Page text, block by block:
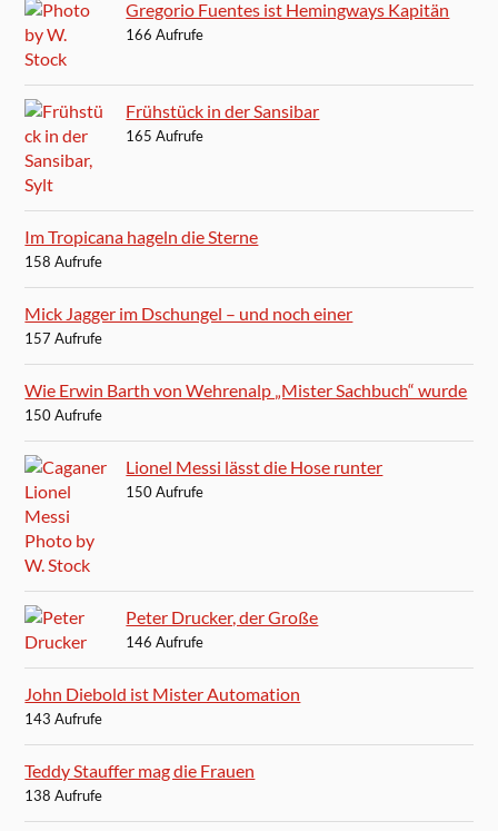
Gregorio Fuentes ist Hemingways Kapitän
166 Aufrufe
Frühstück in der Sansibar
165 Aufrufe
Im Tropicana hageln die Sterne
158 Aufrufe
Mick Jagger im Dschungel – und noch einer
157 Aufrufe
Wie Erwin Barth von Wehrenalp „Mister Sachbuch“ wurde
150 Aufrufe
Lionel Messi lässt die Hose runter
150 Aufrufe
Peter Drucker, der Große
146 Aufrufe
John Diebold ist Mister Automation
143 Aufrufe
Teddy Stauffer mag die Frauen
138 Aufrufe